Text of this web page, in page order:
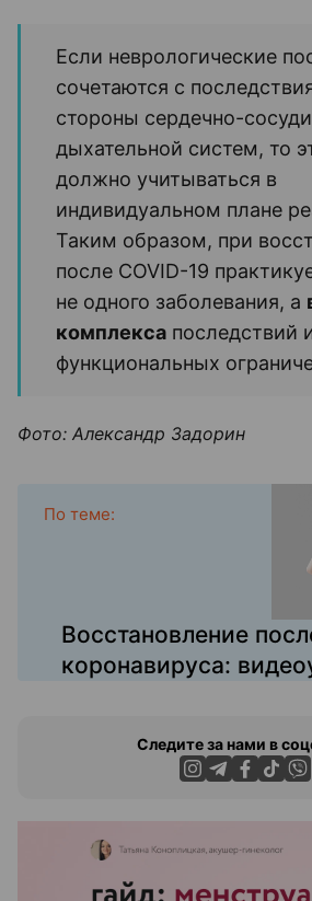
Если неврологические
сочетаются с
стороны сердечно-
дыхательной систем, то
должно учитываться в
индивидуальном плане
Таким образом, при
после COVID-19
не одного заболевания, а
комплекса последствий
функциональных
Фото: Александр Задорин
По теме:
Восстановление
коронавируса:
Следите за нами в